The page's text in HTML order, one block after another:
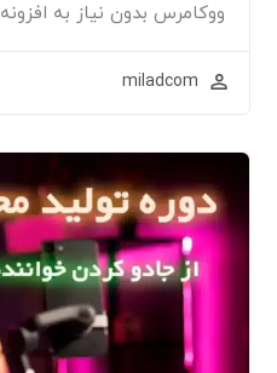
ووکامرس بدون نیاز به افزونه
miladcom